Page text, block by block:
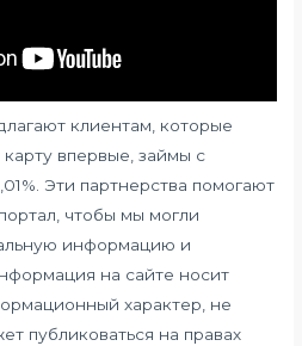
клиентам, которые
впервые, займы с
Эти партнерства помогают
чтобы мы могли
информацию и
на сайте носит
характер, не
публиковаться на правах